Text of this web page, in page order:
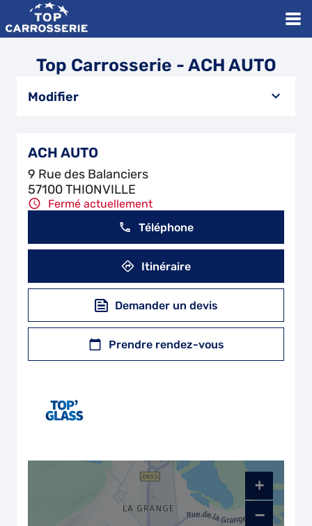
Top Carrosserie - ACH AUTO
Modifier
ACH AUTO
9 Rue des Balanciers
57100 THIONVILLE
Fermé actuellement
Téléphone
Itinéraire
Demander un devis
Prendre rendez-vous
+
−